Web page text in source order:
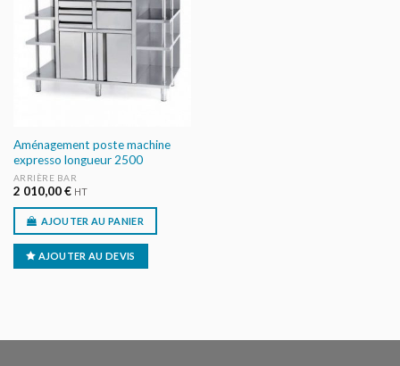
AU DEVIS
Aménagement poste machine
expresso longueur 2500
ARRIÈRE BAR
2 010,00€ HT
AJOUTER AU PANIER
AJOUTER AU DEVIS